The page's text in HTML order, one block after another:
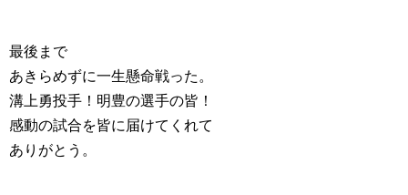
最後まで
あきらめずに一生懸命戦った。
溝上勇投手！明豊の選手の皆！
感動の試合を皆に届けてくれて
ありがとう。